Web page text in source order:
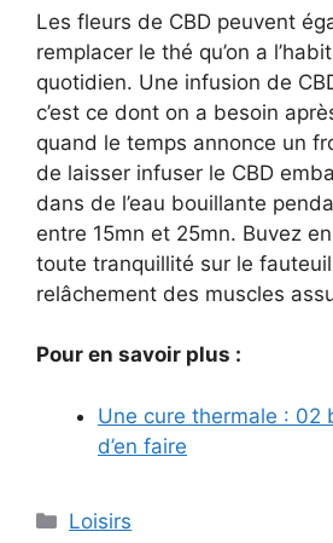
Les fleurs de CBD peuvent
remplacer le thé qu’on a
quotidien. Une infusion de
c’est ce dont on a besoin
quand le temps annonce un
de laisser infuser le CBD
dans de l’eau bouillante
entre 15mn et 25mn. Buvez
toute tranquillité sur le
relâchement des muscles
Pour en savoir plus :
Une cure thermale : 02
d’en faire
Catégories
Loisirs